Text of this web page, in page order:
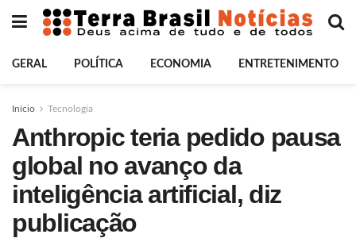
GERAL POLÍTICA ECONOMIA ENTRETENIMENTO
Início Tecnologia
Anthropic teria pedido pausa
global no avanço da
inteligência artificial, diz
publicação